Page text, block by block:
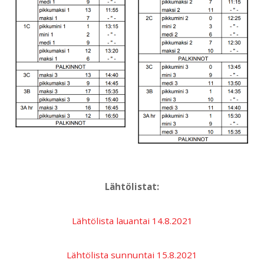
Lähtölistat:
Lähtölista lauantai 14.8.2021
Lähtölista sunnuntai 15.8.2021